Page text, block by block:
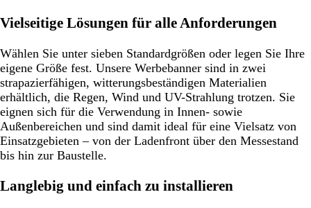
Vielseitige Lösungen für alle Anforderungen
Wählen Sie unter sieben Standardgrößen oder legen Sie Ihre
eigene Größe fest. Unsere Werbebanner sind in zwei
strapazierfähigen, witterungsbeständigen Materialien
erhältlich, die Regen, Wind und UV-Strahlung trotzen. Sie
eignen sich für die Verwendung in Innen- sowie
Außenbereichen und sind damit ideal für eine Vielsatz von
Einsatzgebieten – von der Ladenfront über den Messestand
bis hin zur Baustelle.
Langlebig und einfach zu installieren